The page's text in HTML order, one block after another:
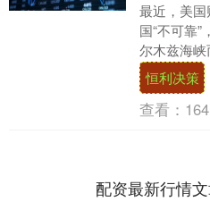
最近，美
国“不可靠
尔木兹海
正进一步囤
呢？美方那
恒利决策
查看： 164
配资最新行情